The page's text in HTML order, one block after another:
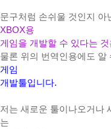
문구처럼 손쉬울 것인지 아
XBOX용
게임을 개발할 수 있다는
물론 위의 번역인용에도 알
게임
개발툴입니다.
저는 새로운 툴이나오거나
는